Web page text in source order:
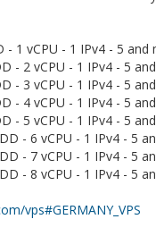
- 1 vCPU - 1 IPv4 - 5 and
- 2 vCPU - 1 IPv4 - 5
- 3 vCPU - 1 IPv4 - 5
- 4 vCPU - 1 IPv4 - 5
- 5 vCPU - 1 IPv4 - 5
- 6 vCPU - 1 IPv4 - 5
- 7 vCPU - 1 IPv4 - 5
- 8 vCPU - 1 IPv4 - 5
vps#GERMANY_VPS